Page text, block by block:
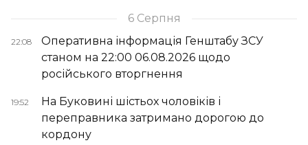
6 Серпня
22:08
Оперативна інформація Генштабу ЗСУ
станом на 22:00 06.08.2026 щодо
російського вторгнення
19:52
На Буковині шістьох чоловіків і
переправника затримано дорогою до
кордону